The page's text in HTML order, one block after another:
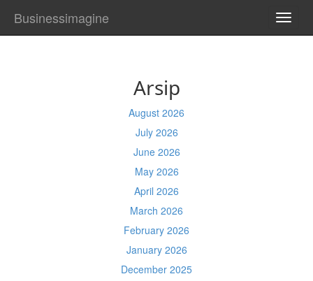
Businessimagine
Arsip
August 2026
July 2026
June 2026
May 2026
April 2026
March 2026
February 2026
January 2026
December 2025